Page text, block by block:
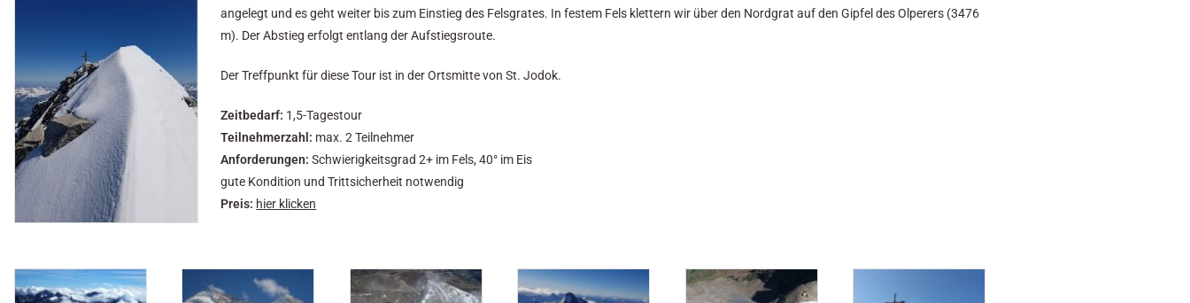
angelegt und es geht weiter bis zum Einstieg des Felsgrates. In festem Fels klettern wir über den Nordgrat auf den Gipfel des Olperers (3476
m). Der Abstieg erfolgt entlang der Aufstiegsroute.
Der Treffpunkt für diese Tour ist in der Ortsmitte von St. Jodok.
Zeitbedarf: 1,5-Tagestour
Teilnehmerzahl: max. 2 Teilnehmer
Anforderungen: Schwierigkeitsgrad 2+ im Fels, 40° im Eis
gute Kondition und Trittsicherheit notwendig
Preis: hier klicken